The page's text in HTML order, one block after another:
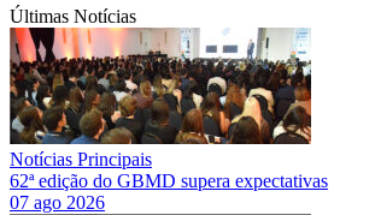
Últimas Notícias
Notícias Principais
62ª edição do GBMD supera expectativas
07 ago 2026